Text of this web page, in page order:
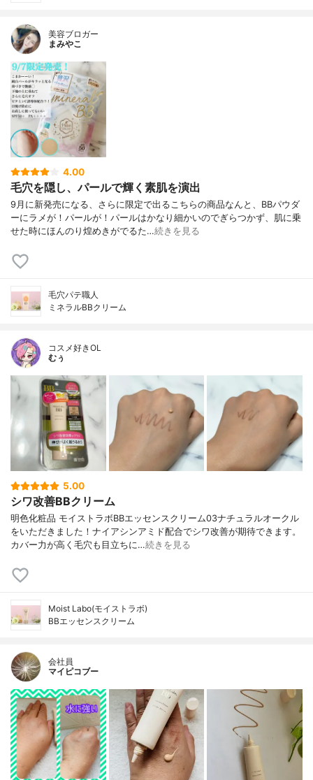
美容ブロガー
まみやこ
4.00
毛穴を隠し、パールで輝く素肌を演出
9月に新発売になる、さらに限定で出るこちらの商品なんと、BBパウダ
ーにラメが！パールが！パールはかなり細かいのでぎらつかず、肌に乗
せた時にほんのり煌めきがでるた…続きを見る
毛穴パテ職人
ミネラルBBクリーム
コスメ好きOL
むぅ
5.00
シワ改善BBクリーム
明色化粧品 モイストラボBBエッセンスクリーム03ナチュラルオークル
をいただきました！ナイアシンアミド配合でシワ改善が期待できます。
カバー力が高く毛穴も目立ちに…続きを見る
Moist Labo(モイストラボ)
BBエッセンスクリーム
会社員
マイピコブー